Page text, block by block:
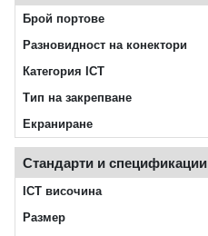
Брой портове
Разновидност на конектори
Категория ICT
Тип на закрепване
Екраниране
Стандарти и спецификации
ICT височина
Размер